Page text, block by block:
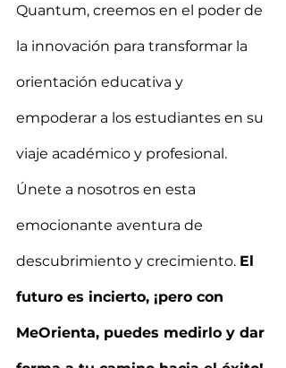
Quantum, creemos en el poder de
la innovación para transformar la
orientación educativa y
empoderar a los estudiantes en su
viaje académico y profesional.
Únete a nosotros en esta
emocionante aventura de
descubrimiento y crecimiento. El
futuro es incierto, ¡pero con
MeOrienta, puedes medirlo y dar